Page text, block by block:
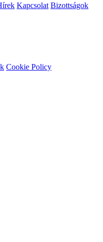
Kapcsolat Bizottságok
Cookie Policy